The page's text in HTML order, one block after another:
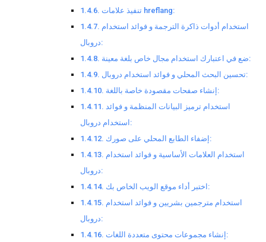
تنفيذ علامات hreflang:
استخدام أدوات ذاكرة الترجمة و فوائد استخدام
دروبال:
ضع في اعتبارك استخدام مجال خاص بلغة معينة:
تحسين البحث المحلي و فوائد استخدام دروبال:
إنشاء صفحات مقصودة خاصة باللغة:
استخدام ترميز البيانات المنظمة و فوائد
استخدام دروبال:
إضفاء الطابع المحلي على صورك:
استخدام العلامات الأساسية و فوائد استخدام
دروبال:
اختبر أداء موقع الويب الخاص بك:
استخدام مترجمين بشريين و فوائد استخدام
دروبال:
إنشاء مجموعات محتوى متعددة اللغات: